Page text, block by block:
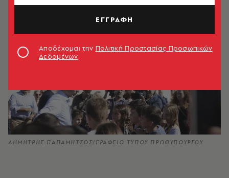
ΔΗΜΗΤΡΗΣ ΠΑΠΑΜΗΤΣΟΣ/ΓΡΑΦΕΙΟ ΤΥΠΟΥ ΠΡΩΘΥΠΟΥΡΓΟΥ
ΕΓΓΡΑΦΗ
Αποδέχομαι την Πολιτική Προστασίας Προσωπικών
Δεδομένων